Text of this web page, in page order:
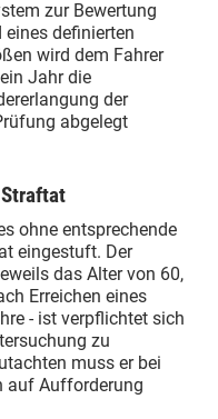
zur Bewertung
definierten
wird dem Fahrer
Jahr die
der
abgelegt
Straftat
ohne entsprechende
eingestuft. Der
das Alter von 60,
Erreichen eines
- ist verpflichtet sich
zu
muss er bei
auf Aufforderung